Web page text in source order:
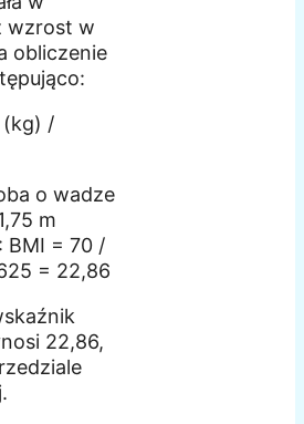
wzrost w
obliczenie
(kg) /
o wadze
m
BMI = 70 /
= 22,86
22,86,